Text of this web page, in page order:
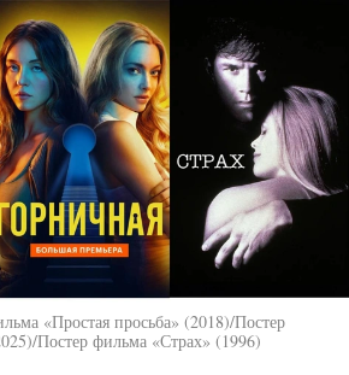
«Простая просьба» (2018)/Постер
Постер фильма «Страх» (1996)